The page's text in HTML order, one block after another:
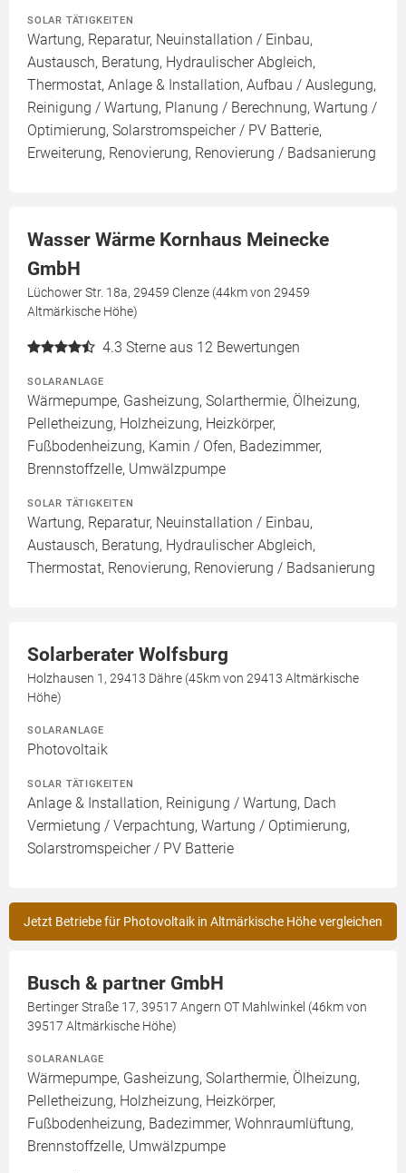
SOLAR TÄTIGKEITEN
Wartung, Reparatur, Neuinstallation / Einbau,
Austausch, Beratung, Hydraulischer Abgleich,
Thermostat, Anlage & Installation, Aufbau / Auslegung,
Reinigung / Wartung, Planung / Berechnung, Wartung /
Optimierung, Solarstromspeicher / PV Batterie,
Erweiterung, Renovierung, Renovierung / Badsanierung
Wasser Wärme Kornhaus Meinecke
GmbH
Lüchower Str. 18a, 29459 Clenze (44km von 29459
Altmärkische Höhe)
4.3 Sterne aus 12 Bewertungen
SOLARANLAGE
Wärmepumpe, Gasheizung, Solarthermie, Ölheizung,
Pelletheizung, Holzheizung, Heizkörper,
Fußbodenheizung, Kamin / Ofen, Badezimmer,
Brennstoffzelle, Umwälzpumpe
SOLAR TÄTIGKEITEN
Wartung, Reparatur, Neuinstallation / Einbau,
Austausch, Beratung, Hydraulischer Abgleich,
Thermostat, Renovierung, Renovierung / Badsanierung
Solarberater Wolfsburg
Holzhausen 1, 29413 Dähre (45km von 29413 Altmärkische
Höhe)
SOLARANLAGE
Photovoltaik
SOLAR TÄTIGKEITEN
Anlage & Installation, Reinigung / Wartung, Dach
Vermietung / Verpachtung, Wartung / Optimierung,
Solarstromspeicher / PV Batterie
Jetzt Betriebe für Photovoltaik in Altmärkische Höhe vergleichen
Busch & partner GmbH
Bertinger Straße 17, 39517 Angern OT Mahlwinkel (46km von
39517 Altmärkische Höhe)
SOLARANLAGE
Wärmepumpe, Gasheizung, Solarthermie, Ölheizung,
Pelletheizung, Holzheizung, Heizkörper,
Fußbodenheizung, Badezimmer, Wohnraumlüftung,
Brennstoffzelle, Umwälzpumpe